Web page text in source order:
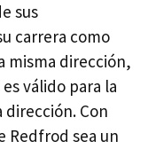
sus
carrera como
misma dirección,
válido para la
dirección. Con
Redfrod sea un